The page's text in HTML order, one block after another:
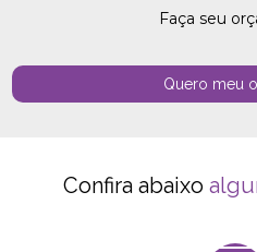
Faça seu
Quero meu
Confira abaixo